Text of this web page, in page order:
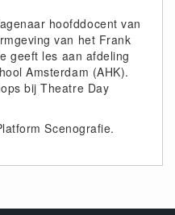
hoofddocent van
van het Frank
geeft les aan afdeling
Amsterdam (AHK).
bij Theatre Day
Scenografie.